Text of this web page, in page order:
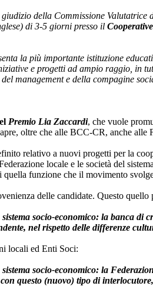
della Commissione
di 3-5 giorni presso il
la più importante istituzione
e progetti ad ampio raggio, in
management e della compagine
Premio Lia Zaccardi, che vuole
oltre che alle BCC-CR, anche alle
relativo a nuovi progetti per la
locale e le società del
funzione che il movimento
delle candidate. Questo
socio-economico: la banca
nel rispetto delle differenze
locali ed Enti Soci:
socio-economico: la
questo (nuovo) tipo di